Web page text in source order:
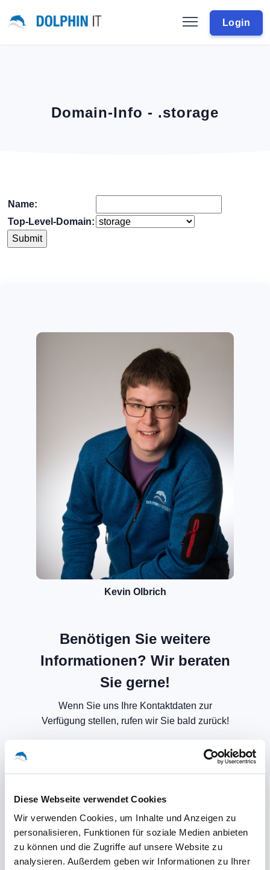
Diese Webseite verwendet Cookies
Wir verwenden Cookies, um Inhalte und Anzeigen zu
personalisieren, Funktionen für soziale Medien anbieten
zu können und die Zugriffe auf unsere Website zu
analysieren. Außerdem geben wir Informationen zu Ihrer
Login
Domain-Info - .storage
Name:
Top-Level-Domain:
Kevin Olbrich
Benötigen Sie weitere
Informationen? Wir beraten
Sie gerne!
Wenn Sie uns Ihre Kontaktdaten zur
Verfügung stellen, rufen wir Sie bald zurück!